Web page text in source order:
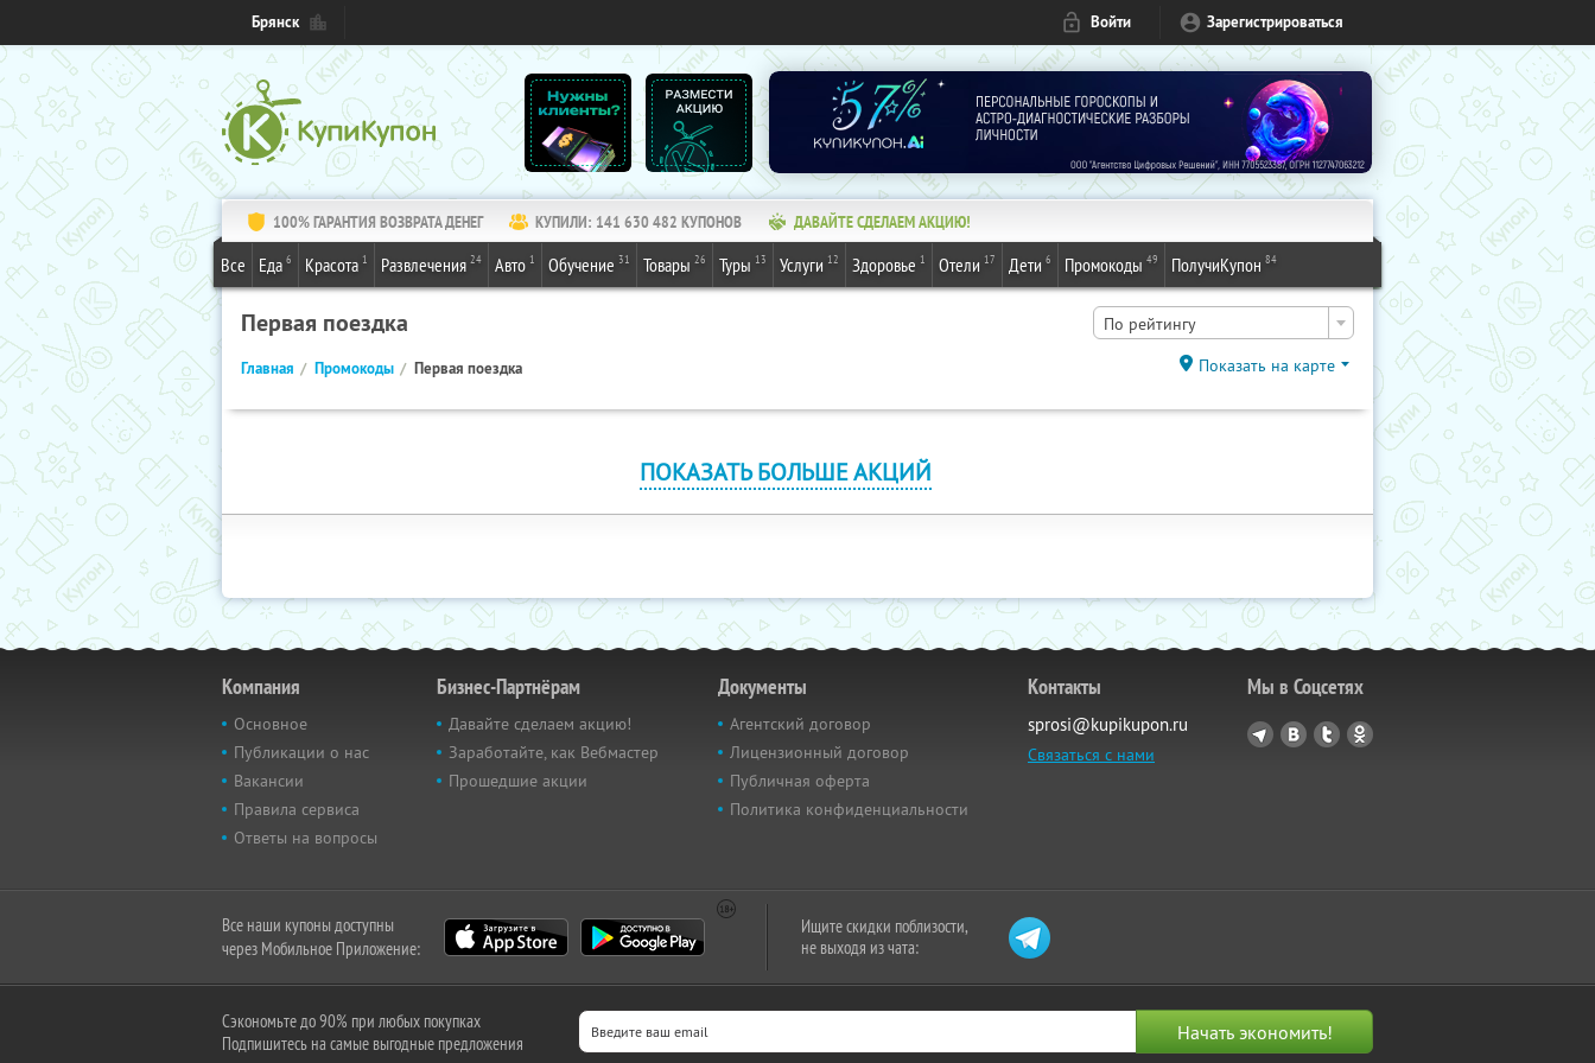
Брянск Войти Зарегистрироваться
100% ГАРАНТИЯ ВОЗВРАТА ДЕНЕГ КУПИЛИ: 141 630 482 КУПОНОВ ДАВАЙТЕ СДЕЛАЕМ АКЦИЮ!
Все Еда 6 Красота 1 Развлечения 24 Авто 1 Обучение 31 Товары 26 Туры 13 Услуги 12 Здоровье 1 Отели 17 Дети 6 Промокоды 49 ПолучиКупон 84
Первая поездка По рейтингу
Главная Промокоды Первая поездка Показать на карте
ПОКАЗАТЬ БОЛЬШЕ АКЦИЙ
Компания
Основное
Публикации о нас
Вакансии
Правила сервиса
Ответы на вопросы
Бизнес-Партнёрам
Давайте сделаем акцию!
Заработайте, как Вебмастер
Прошедшие акции
Документы
Агентский договор
Лицензионный договор
Публичная оферта
Политика конфиденциальности
Контакты
sprosi@kupikupon.ru
Связаться с нами
Мы в Соцсетях
Все наши купоны доступны
через Мобильное Приложение:
Ищите скидки поблизости,
не выходя из чата:
Сэкономьте до 90% при любых покупках
Подпишитесь на самые выгодные предложения